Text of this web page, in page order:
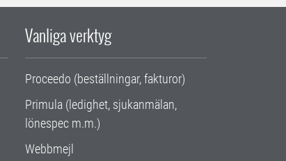
Vanliga verktyg
Proceedo (beställningar, fakturor)
Primula (ledighet, sjukanmälan,
lönespec m.m.)
Webbmejl